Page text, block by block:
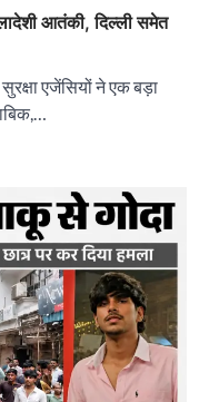
आतंकी, दिल्ली समेत
एजेंसियों ने एक बड़ा